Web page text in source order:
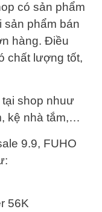
có sản phẩm
sản phẩm bán
hàng. Điều
chất lượng tốt,
shop nhuư
kệ nhà tắm,…
9.9, FUHO
56K